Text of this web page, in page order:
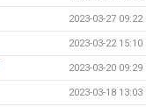
2023-03-27 09:22
2023-03-22 15:10
2023-03-20 09:29
2023-03-18 13:03